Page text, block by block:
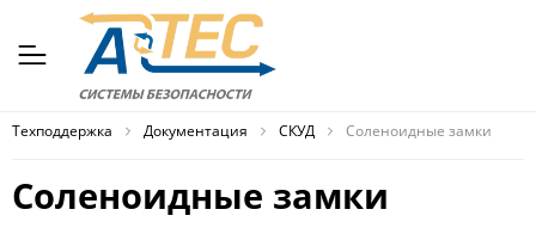
Техподдержка Документация СКУД Соленоидные замки
Соленоидные замки